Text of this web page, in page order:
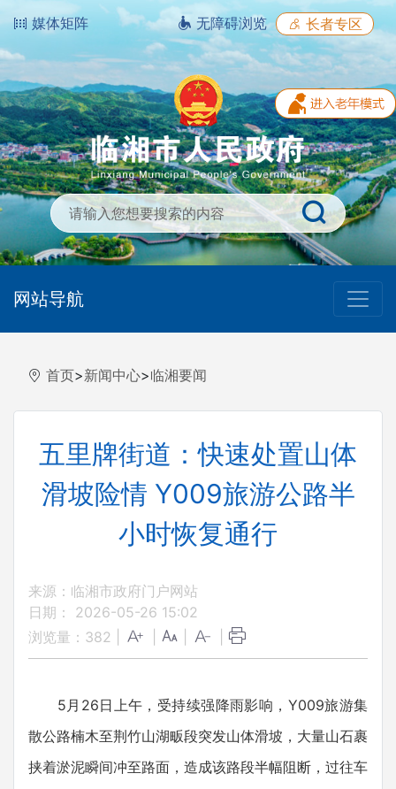
媒体矩阵 无障碍浏览 长者专区
网站导航
首页>新闻中心>临湘要闻
五里牌街道：快速处置山体
滑坡险情 Y009旅游公路半
小时恢复通行
来源：临湘市政府门户网站
日期： 2026-05-26 15:02
浏览量： 382
5月26日上午，受持续强降雨影响，Y009旅游集
散公路楠木至荆竹山湖畈段突发山体滑坡，大量山石裹
挟着淤泥瞬间冲至路面，造成该路段半幅阻断，过往车